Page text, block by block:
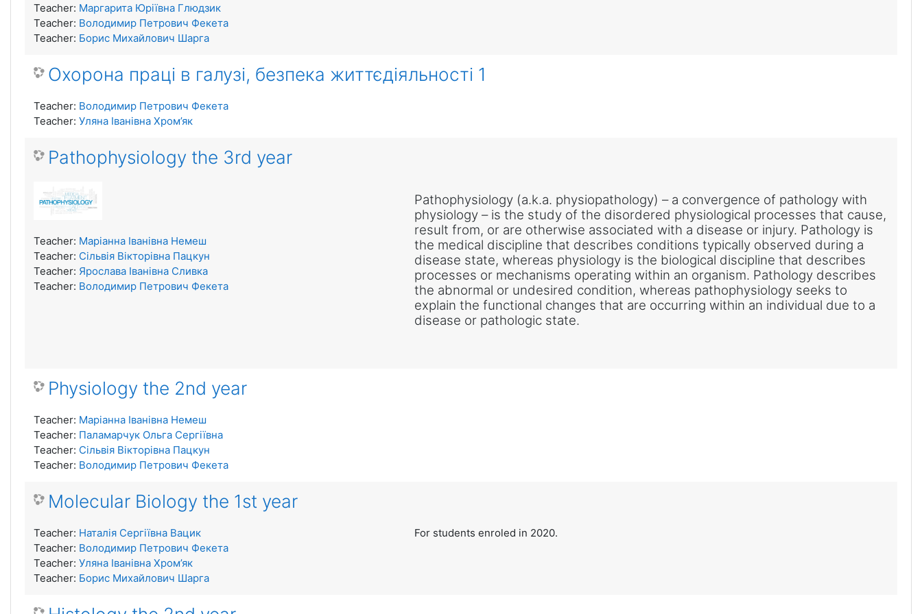
Teacher: Маргарита Юріївна Глюдзик
Teacher: Володимир Петрович Фекета
Teacher: Борис Михайлович Шарга
Охорона праці в галузі, безпека життєдіяльності 1
Teacher: Володимир Петрович Фекета
Teacher: Уляна Іванівна Хром’як
Pathophysiology the 3rd year
Pathophysiology (a.k.a. physiopathology) – a convergence of pathology with
physiology – is the study of the disordered physiological processes that cause,
result from, or are otherwise associated with a disease or injury. Pathology is
the medical discipline that describes conditions typically observed during a
disease state, whereas physiology is the biological discipline that describes
processes or mechanisms operating within an organism. Pathology describes
the abnormal or undesired condition, whereas pathophysiology seeks to
explain the functional changes that are occurring within an individual due to a
disease or pathologic state.
Teacher: Маріанна Іванівна Немеш
Teacher: Сільвія Вікторівна Пацкун
Teacher: Ярослава Іванівна Сливка
Teacher: Володимир Петрович Фекета
Physiology the 2nd year
Teacher: Маріанна Іванівна Немеш
Teacher: Паламарчук Ольга Сергіївна
Teacher: Сільвія Вікторівна Пацкун
Teacher: Володимир Петрович Фекета
Molecular Biology the 1st year
For students enroled in 2020.
Teacher: Наталія Сергіївна Вацик
Teacher: Володимир Петрович Фекета
Teacher: Уляна Іванівна Хром’як
Teacher: Борис Михайлович Шарга